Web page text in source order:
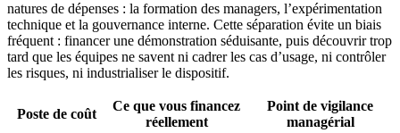
natures de dépenses : la formation des managers, l’expérimentation
technique et la gouvernance interne. Cette séparation évite un biais
fréquent : financer une démonstration séduisante, puis découvrir trop
tard que les équipes ne savent ni cadrer les cas d’usage, ni contrôler
les risques, ni industrialiser le dispositif.
Poste de coût
Ce que vous financez
réellement
Point de vigilance
managérial